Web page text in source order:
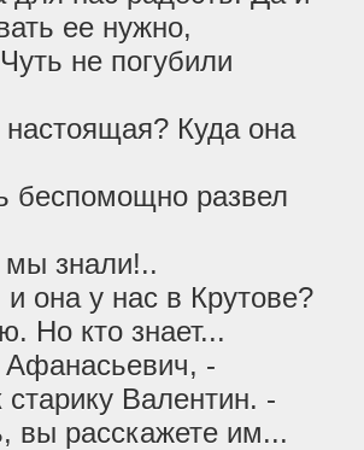
ее нужно,
не погубили
Куда она
беспомощно развел
знали!..
она у нас в Крутове?
Но кто знает...
-
старику Валентин. -
вы расскажете им...